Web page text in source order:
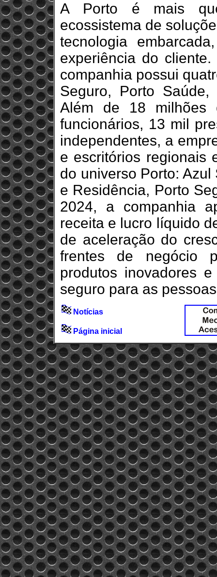
A Porto é mais
ecossistema de
tecnologia
experiência do
companhia possui
Seguro, Porto
Além de 18 milhões
funcionários, 13 mil
independentes, a
e escritórios regionais
do universo Porto:
e Residência, Porto
2024, a companhia
receita e lucro líquido
de aceleração do
frentes de negócio
produtos inovadores
seguro para as
Notícias
Página inicial